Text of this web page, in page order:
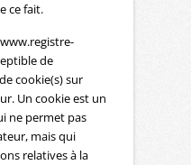
ce fait.
de
cookie(s) sur
Un cookie est un
ne permet pas
mais qui
relatives à la